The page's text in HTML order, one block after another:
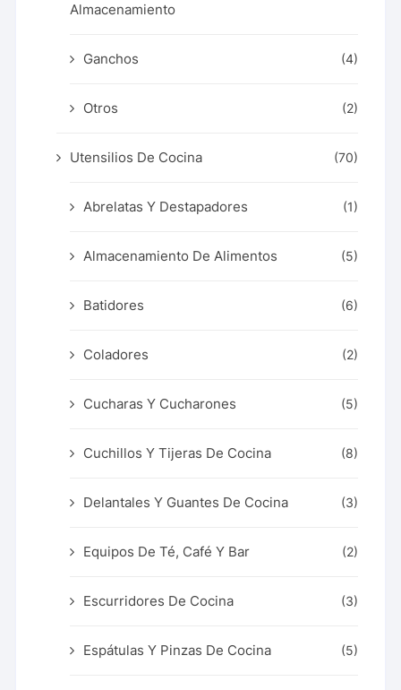
Almacenamiento
Ganchos (4)
Otros (2)
Utensilios De Cocina (70)
Abrelatas Y Destapadores (1)
Almacenamiento De Alimentos (5)
Batidores (6)
Coladores (2)
Cucharas Y Cucharones (5)
Cuchillos Y Tijeras De Cocina (8)
Delantales Y Guantes De Cocina (3)
Equipos De Té, Café Y Bar (2)
Escurridores De Cocina (3)
Espátulas Y Pinzas De Cocina (5)